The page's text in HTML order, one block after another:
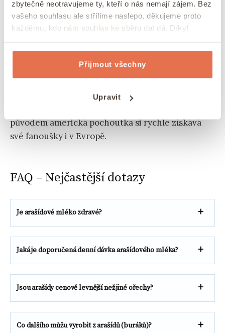
zbytečně neotravujeme ty, kteří o nás nemají zájem. Bez
vašeho souhlasu ale střílíme naslepo, děkujeme proto
každému, kdo nám souhlas ke sběru dat dá. Díky!
Přijmout všechny
Upravit
Mléko z arašídů se skvěle hodí do kaší, pro
pečení dezertů nebo jen tak do kávy. Pokud
do koktejlů. Zkuste si doma namíchat koktejl s
arašídovým mlékem neboarašídovým máslem
Pokud jste ještě nezkoušeli
původem americká pochoutka si rychle získává
své fanoušky i v Evropě.
FAQ – Nejčastější dotazy
Je arašídové mléko zdravé?
Jaká je doporučená denní dávka arašídového mléka?
Jsou arašídy cenově levnější než jiné ořechy?
Co dalšího můžu vyrobit z arašídů (buráků)?